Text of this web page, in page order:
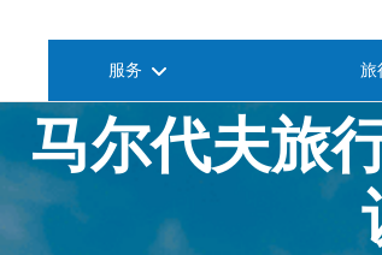
服务 旅
马尔代夫旅